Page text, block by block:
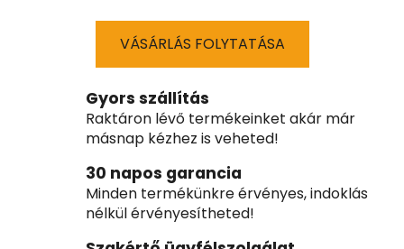
VÁSÁRLÁS FOLYTATÁSA
Gyors szállítás
Raktáron lévő termékeinket akár már
másnap kézhez is veheted!
30 napos garancia
Minden termékünkre érvényes, indoklás
nélkül érvényesítheted!